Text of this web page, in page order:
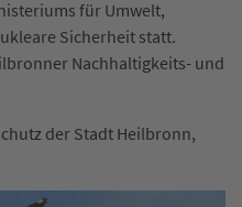
für Umwelt,
Sicherheit statt.
Nachhaltigkeits- und
der Stadt Heilbronn,